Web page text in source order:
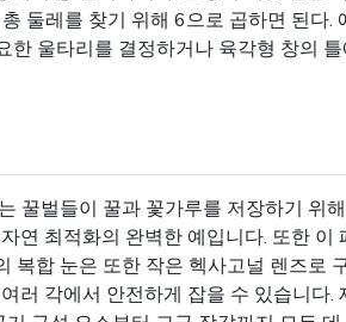
둘레를 찾기 위해 6으로 곱하면 된다.
울타리를 결정하거나 육각형 창의
꿀벌들이 꿀과 꽃가루를 저장하기 위
연 최적화의 완벽한 예입니다. 또한 이
합 눈은 또한 작은 헥사고널 렌즈로
러 각에서 안전하게 잡을 수 있습니다.